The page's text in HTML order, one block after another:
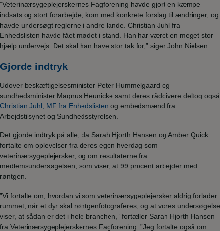
”Veterinærsygeplejerskernes Fagforening havde gjort en kæmpe
indsats og stort forarbejde, kom med konkrete forslag til ændringer, og
havde undersøgt reglerne i andre lande. Christian Juhl fra
Enhedslisten havde fået mødet i stand. Han har været en meget stor
hjælp undervejs. Det skal han have stor tak for,” siger John Nielsen.
Gjorde indtryk
Udover beskæftigelsesminister Peter Hummelgaard og
sundhedsminister Magnus Heunicke samt deres rådgivere deltog også
Christian Juhl, MF fra Enhedslisten og embedsmænd fra
Arbejdstilsynet og Sundhedsstyrelsen.
Det gjorde indtryk på alle, da Sarah Hjorth Hansen og Amber Quick
fortalte om oplevelser fra deres egen hverdag som
veterinærsygeplejersker, og om resultaterne fra
medlemsundersøgelsen, som viser, at 99 procent arbejder med
røntgen.
”Vi fortalte om, hvordan vi som veterinærsygeplejersker aldrig forlader
rummet, når et dyr skal røntgenfotograferes, og at vores undersøgelse
viser, at sådan er det i hele branchen,” fortæller Sarah Hjorth Hansen
fra Veterinærsygeplejerskernes Fagforening. ”Jeg fortalte også om